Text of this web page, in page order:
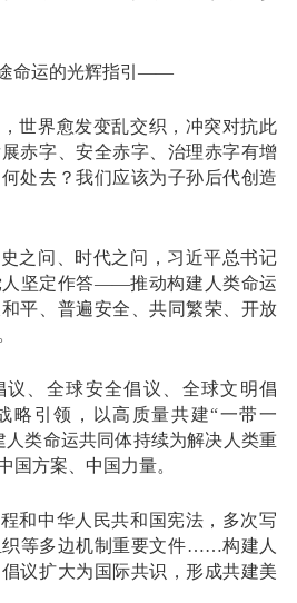
命运的光辉指引——
世界愈发变乱交织，冲突对抗此
赤字、安全赤字、治理赤字有增
处去？我们应该为子孙后代创造
之问、时代之问，习近平总书记
人坚定作答——推动构建人类命运
平、普遍安全、共同繁荣、开放
议、全球安全倡议、全球文明倡
略引领，以高质量共建“一带一
类命运共同体持续为解决人类重
国方案、中国力量。
和中华人民共和国宪法，多次写
织等多边机制重要文件……构建人
议扩大为国际共识，形成共建美